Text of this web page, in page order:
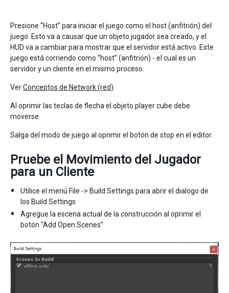
Presione “Host” para iniciar el juego como el host (anfitrión) del
juego. Esto va a causar que un objeto jugador sea creado, y el
HUD va a cambiar para mostrar que el servidor está activo. Este
juego está corriendo como “host” (anfitrión) - el cual es un
servidor y un cliente en el mismo proceso.
VerConceptos de Network (red)
Al oprimir las teclas de flecha el objeto player cube debe
moverse.
Salga del modo de juego al oprimir el botón de stop en el editor.
Pruebe el Movimiento del Jugador
para un Cliente
Utilice el menú File -> Build Settings para abrir el dialogo de
los Build Settings
Agregue la escena actual de la construcción al oprimir el
botón “Add Open Scenes”